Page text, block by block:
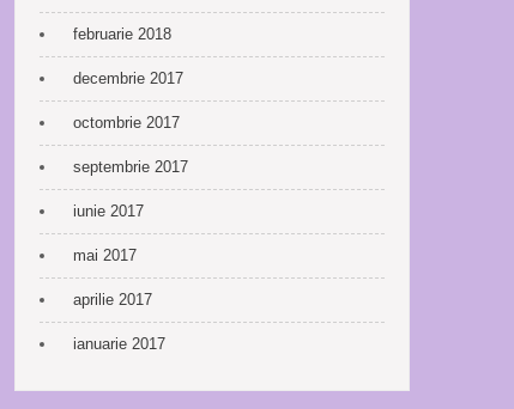
februarie 2018
decembrie 2017
octombrie 2017
septembrie 2017
iunie 2017
mai 2017
aprilie 2017
ianuarie 2017